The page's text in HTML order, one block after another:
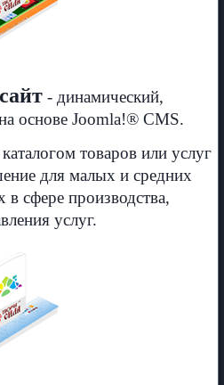
- динамический,
основе Joomla!® CMS.
товаров или услуг
для малых и средних
сфере производства,
услуг.